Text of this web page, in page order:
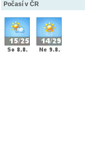
Počasí v ČR